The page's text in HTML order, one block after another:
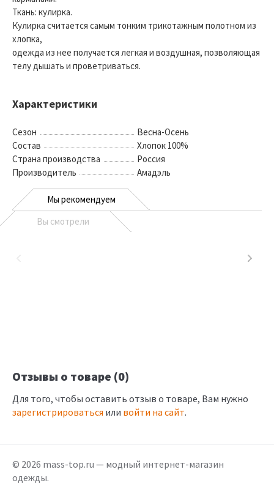
Ткань: кулирка.
Кулирка считается самым тонким трикотажным полотном из
хлопка,
одежда из нее получается легкая и воздушная, позволяющая
телу дышать и проветриваться.
Характеристики
Сезон
Весна-Осень
Состав
Хлопок 100%
Страна производства
Россия
Производитель
Амадэль
Мы рекомендуем
Вы смотрели
Отзывы о товаре (0)
Для того, чтобы оставить отзыв о товаре, Вам нужно
зарегистрироваться или войти на сайт.
© 2026 mass-top.ru — модный интернет-магазин
одежды.